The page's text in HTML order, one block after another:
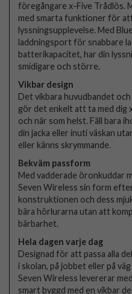
föregångare x-Five Trådlös.
med smarta funktioner för
lyssningsupplevelse. Med
laddningsport för snabbare
batterikapacitet, har din
smidigare och större.
Vikbar design
Det vikbara huvudbandet
gör det enkelt att ta med dig
och när som helst. Fäll bara
din jacka eller inuti väskan
eller känns skrymmande.
Bekväm passform
Med vadderade öronkuddar
Seven Wireless sin form
konstruktionen och dess
bära hörlurarna utan att
bärbarhet.
Hela dagen varje dag
Designad för att passa alla
i skolan, på jobbet eller på
Seven Wireless levererar
smart byggd med en vikbar